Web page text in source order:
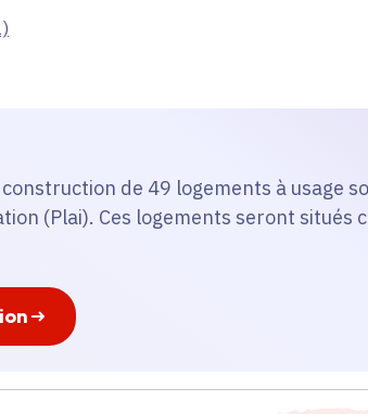
de 49 logements à usage
(Plai). Ces logements seront situés